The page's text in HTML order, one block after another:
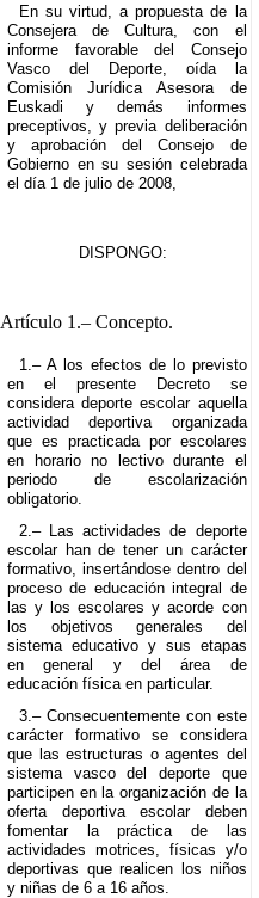
En su virtud, a propuesta de la
Consejera de Cultura, con el
informe favorable del Consejo
Vasco del Deporte, oída la
Comisión Jurídica Asesora de
Euskadi y demás informes
preceptivos, y previa deliberación
y aprobación del Consejo de
Gobierno en su sesión celebrada
el día 1 de julio de 2008,
DISPONGO:
Artículo 1.–Concepto.
1.– A los efectos de lo previsto
en el presente Decreto se
considera deporte escolar aquella
actividad deportiva organizada
que es practicada por escolares
en horario no lectivo durante el
periodo de escolarización
obligatorio.
2.– Las actividades de deporte
escolar han de tener un carácter
formativo, insertándose dentro del
proceso de educación integral de
las y los escolares y acorde con
los objetivos generales del
sistema educativo y sus etapas
en general y del área de
educación física en particular.
3.– Consecuentemente con este
carácter formativo se considera
que las estructuras o agentes del
sistema vasco del deporte que
participen en la organización de la
oferta deportiva escolar deben
fomentar la práctica de las
actividades motrices, físicas y/o
deportivas que realicen los niños
y niñas de 6 a 16 años.